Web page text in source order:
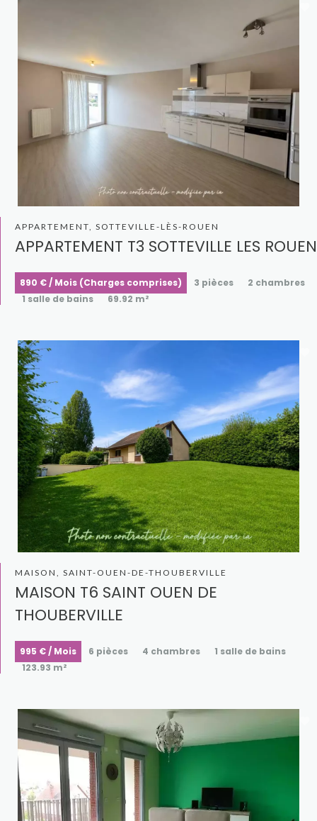
APPARTEMENT, SOTTEVILLE-LÈS-ROUEN
APPARTEMENT T3 SOTTEVILLE LES ROUEN
890 € / Mois (Charges comprises) 3 pièces
2 chambres
1 salle de bains
69.92 m²
MAISON, SAINT-OUEN-DE-THOUBERVILLE
MAISON T6 SAINT OUEN DE
THOUBERVILLE
995 € / Mois 6 pièces 4 chambres
1 salle de bains
123.93 m²